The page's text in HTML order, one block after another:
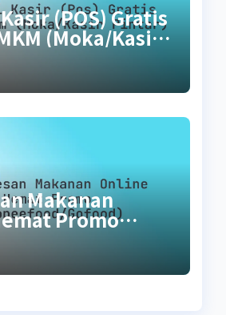
(POS) Gratis
(Moka/Kasir
Makanan
Promo
GoFood)